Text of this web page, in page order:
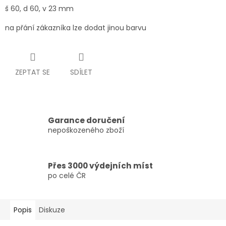
š 60, d 60, v 23 mm
na přání zákazníka lze dodat jinou barvu
ZEPTAT SE SDÍLET
Garance doručení
nepoškozeného zboží
Přes 3000 výdejních míst
po celé ČR
Popis Diskuze